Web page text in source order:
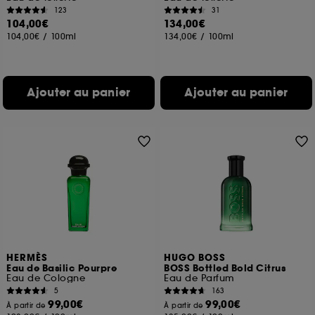
123
104,00€
104,00€ / 100ml
Ajouter au panier
31
134,00€
134,00€ / 100ml
Ajouter au panier
HERMÈS
Eau de Basilic Pourpre
Eau de Cologne
5
À partir de99,00€
HUGO BOSS
BOSS Bottled Bold Citrus
Eau de Parfum
163
À partir de99,00€
des pages que vous avez consultées, de votre
navigation, et de l'historique de vos interactions.
Cookies de mesure d’audience : ils nous
d’en améliorer la performance.
Cookies de sécurisation des paiements en ligne :
fraudes aux moyens de paiement et les
usurpations d’identité.
Cookies fonctionnels :
il s’agit de cookies
permettant l’affichage et/ou la fourniture de
certaines fonctionnalités du site, tel que les
cookies d’authentification qui sont utilisés afin de
vous faire bénéficier de l’authentification
compte lors de votre prochaine visite sur le site
sans saisir à nouveau votre identifiant et mot de
passe.